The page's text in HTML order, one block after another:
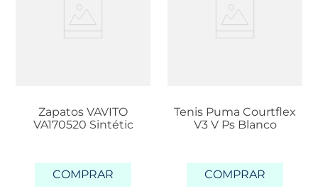
Zapatos VAVITO
VA170520 Sintétic
COMPRAR
Tenis Puma Courtflex
V3 V Ps Blanco
COMPRAR